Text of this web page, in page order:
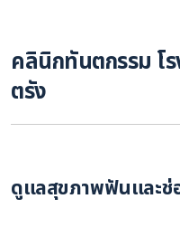
คลินิกทันตกรรม
ตรัง
ดูแลสุขภาพฟันและช่